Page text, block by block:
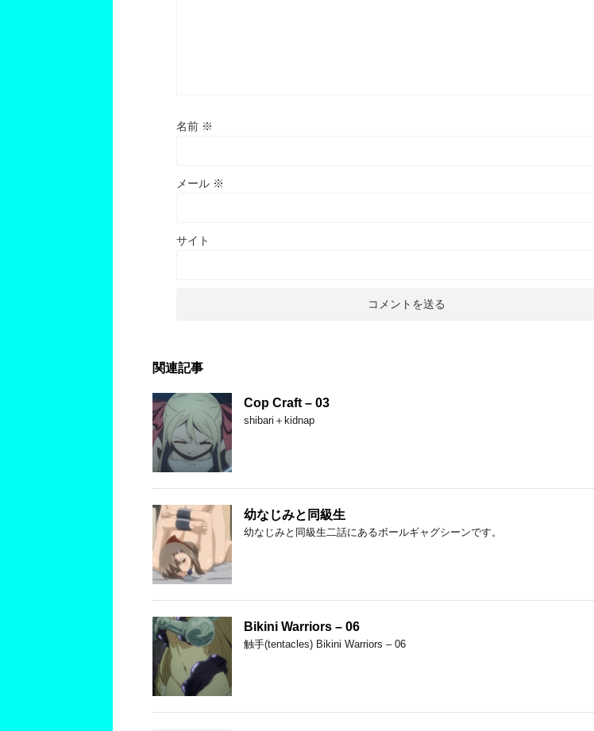
名前 ※
メール ※
サイト
関連記事
Cop Craft – 03
shibari＋kidnap
幼なじみと同級生
幼なじみと同級生二話にあるボールギャグシーンです。
Bikini Warriors – 06
触手(tentacles) Bikini Warriors – 06